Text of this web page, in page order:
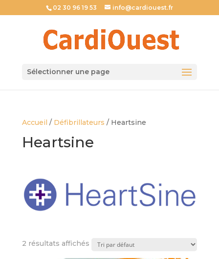
02 30 96 19 53 info@cardiouest.fr
Sélectionner une page
Accueil / Défibrillateurs / Heartsine
Heartsine
2 résultats affichés